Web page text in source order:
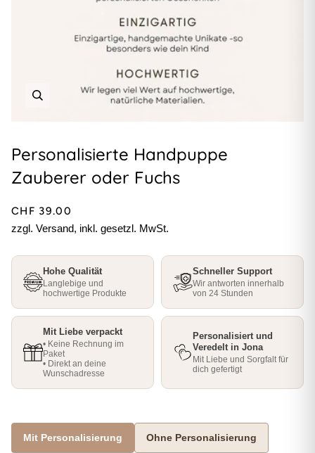
Personalisierte Handpuppe
Zauberer oder Fuchs
CHF 39.00
zzgl. Versand, inkl. gesetzl. MwSt.
Hohe Qualität
Langlebige und
hochwertige Produkte
Schneller Support
Wir antworten innerhalb
von 24 Stunden
Mit Liebe verpackt
• Keine Rechnung im
Paket
• Direkt an deine
Wunschadresse
Personalisiert und
Veredelt in Jona
Mit Liebe und Sorgfalt für
dich gefertigt
Mit Personalisierung Ohne Personalisierung